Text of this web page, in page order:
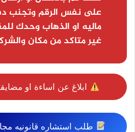
على نفس الرقم وتجنب
ماليه او الذهاب وحدك
غير متاكد من مكان
ابلاغ عن اساءة او
طلب استشاره قانونيه